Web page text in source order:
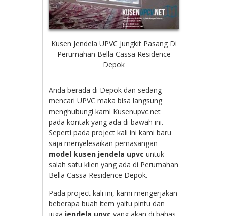
Kusen Jendela UPVC Jungkit Pasang Di
Perumahan Bella Cassa Residence
Depok
Anda berada di Depok dan sedang
mencari UPVC maka bisa langsung
menghubungi kami Kusenupvc.net
pada kontak yang ada di bawah ini.
Seperti pada project kali ini kami baru
saja menyelesaikan pemasangan
model kusen jendela upvc untuk
salah satu klien yang ada di Perumahan
Bella Cassa Residence Depok.
Pada project kali ini, kami mengerjakan
beberapa buah item yaitu pintu dan